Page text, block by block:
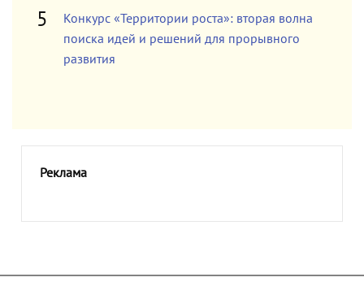
Конкурс «Территории роста»: вторая волна
поиска идей и решений для прорывного
развития
Реклама